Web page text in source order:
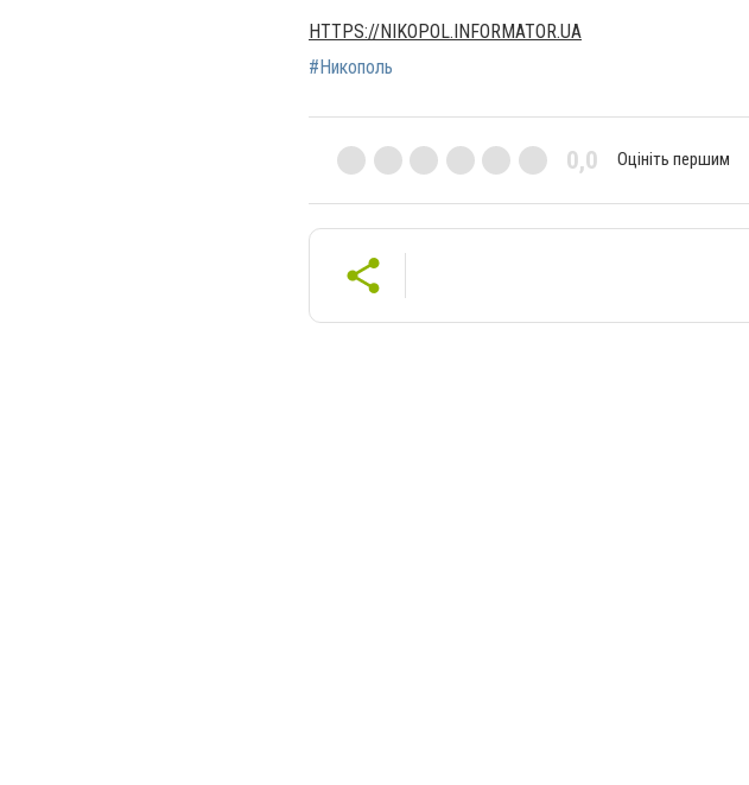
HTTPS://NIKOPOL.INFORMATOR.UA
#Никополь
0,0 Оцініть першим